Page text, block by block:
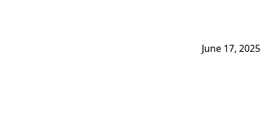
June 17, 2025